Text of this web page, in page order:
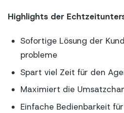
Highlights der
Sofortige Lösung der
probleme
Spart viel Zeit für den
Maximiert die
Einfache Bedienbarkeit